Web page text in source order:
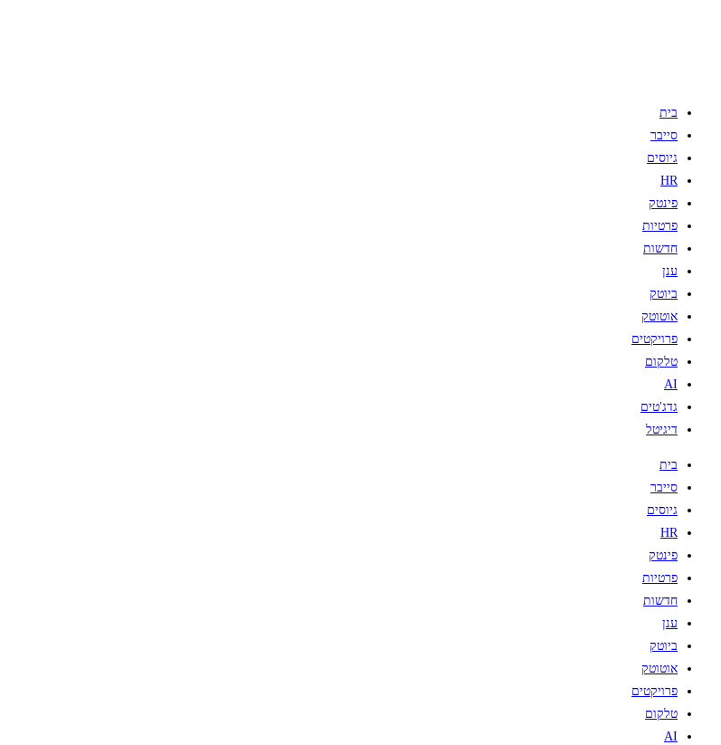
בית
סייבר
גיוסים
HR
פינטק
פרטיות
חדשות
ענן
ביוטק
אוטוטק
פרויקטים
טלקום
AI
גדג'טים
דיגיטל
בית
סייבר
גיוסים
HR
פינטק
פרטיות
חדשות
ענן
ביוטק
אוטוטק
פרויקטים
טלקום
AI